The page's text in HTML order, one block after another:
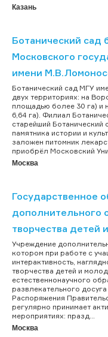
Казань
Ботанический сад
Московского
имени
Ботанический сад МГУ
двух территориях: на
площадью более 30 га) и
6,64 га). Филиал
старейший Ботанический
памятника истории и
заложен питомник
приобрёл Московский
Москва
Государственное
дополнительного
творчества
Учреждение
котором при работе с
интерактивность,
творчества детей и
естественнонаучного
развлекательного
Распоряжения
регулярно принимает
мероприятиях: празд...
Москва